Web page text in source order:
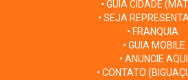
• GUIA CIDADE
• SEJA
• FRANQUIA
• GUIA MOBILE
• ANUNCIE AQUI
• CONTATO